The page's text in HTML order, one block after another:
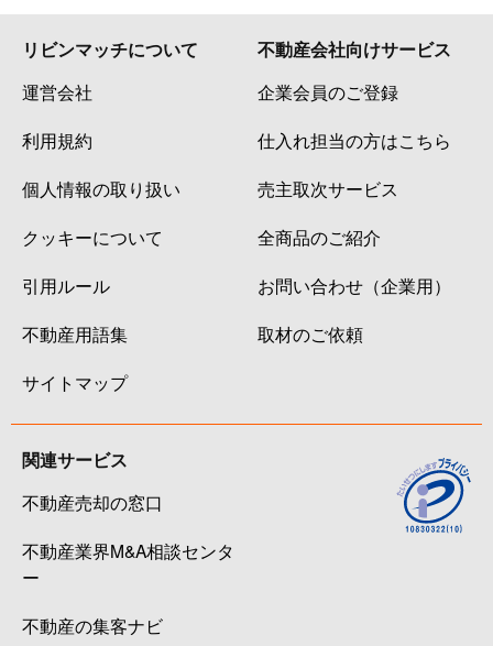
リビンマッチについて
運営会社
利用規約
個人情報の取り扱い
クッキーについて
引用ルール
不動産用語集
サイトマップ
不動産会社向けサービス
企業会員のご登録
仕入れ担当の方はこちら
売主取次サービス
全商品のご紹介
お問い合わせ（企業用）
取材のご依頼
関連サービス
不動産売却の窓口
不動産業界M&A相談センタ
ー
不動産の集客ナビ